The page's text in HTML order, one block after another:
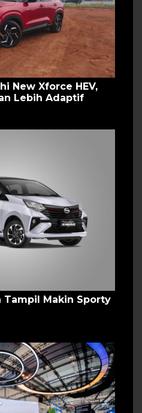
New Xforce HEV,
Lebih Adaptif
Tampil Makin Sporty